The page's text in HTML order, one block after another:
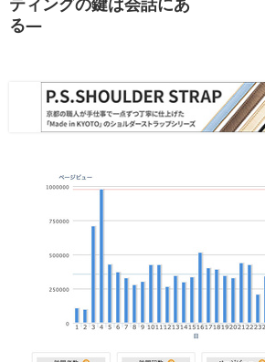
ティングの鍵は会話にあ
る―